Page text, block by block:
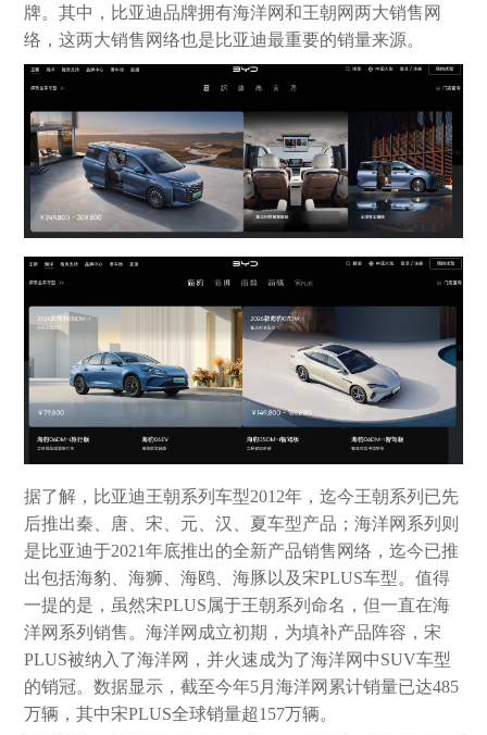
牌。其中，比亚迪品牌拥有海洋网和王朝网两大销售网
络，这两大销售网络也是比亚迪最重要的销量来源。
据了解，比亚迪王朝系列车型2012年，迄今王朝系列已先
后推出秦、唐、宋、元、汉、夏车型产品；海洋网系列则
是比亚迪于2021年底推出的全新产品销售网络，迄今已推
出包括海豹、海狮、海鸥、海豚以及宋PLUS车型。值得
一提的是，虽然宋PLUS属于王朝系列命名，但一直在海
洋网系列销售。海洋网成立初期，为填补产品阵容，宋
PLUS被纳入了海洋网，并火速成为了海洋网中SUV车型
的销冠。数据显示，截至今年5月海洋网累计销量已达485
万辆，其中宋PLUS全球销量超157万辆。